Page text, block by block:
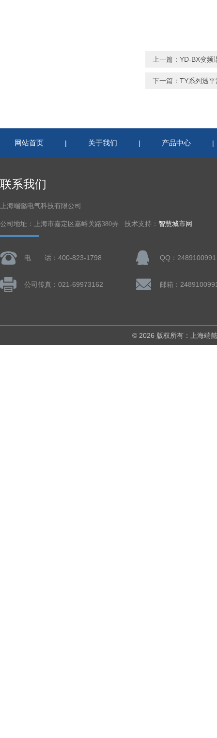
上一篇： YD-BX变频
下一篇： TY系列透
网站首页 | 关于我们 | 产品中心
联系我们
上海端懿电气科技有限公司
公司地址：上海市嘉定区嘉峪关路380弄 技术支持： 智慧城市网
电 话：400-823-1798 QQ：2489100991
公司传真：021-69973162 邮箱：
© 2026 版权所有：上海端